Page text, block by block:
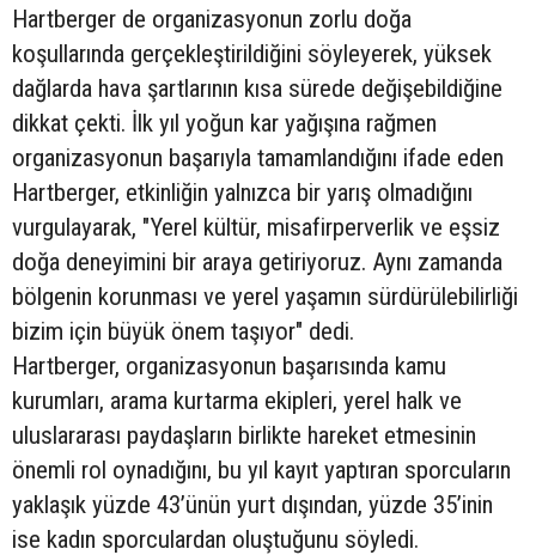
Hartberger de organizasyonun zorlu doğa
koşullarında gerçekleştirildiğini söyleyerek, yüksek
dağlarda hava şartlarının kısa sürede değişebildiğine
dikkat çekti. İlk yıl yoğun kar yağışına rağmen
organizasyonun başarıyla tamamlandığını ifade eden
Hartberger, etkinliğin yalnızca bir yarış olmadığını
vurgulayarak, "Yerel kültür, misafirperverlik ve eşsiz
doğa deneyimini bir araya getiriyoruz. Aynı zamanda
bölgenin korunması ve yerel yaşamın sürdürülebilirliği
bizim için büyük önem taşıyor" dedi.
Hartberger, organizasyonun başarısında kamu
kurumları, arama kurtarma ekipleri, yerel halk ve
uluslararası paydaşların birlikte hareket etmesinin
önemli rol oynadığını, bu yıl kayıt yaptıran sporcuların
yaklaşık yüzde 43’ünün yurt dışından, yüzde 35’inin
ise kadın sporculardan oluştuğunu söyledi.